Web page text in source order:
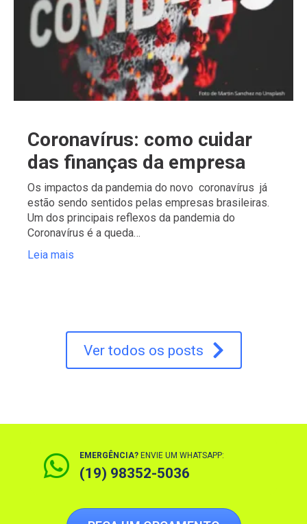
Coronavírus: como cuidar
das finanças da empresa
Os impactos da pandemia do novo coronavírus já
estão sendo sentidos pelas empresas brasileiras.
Um dos principais reflexos da pandemia do
Coronavírus é a queda…
Leia mais
Ver todos os posts
EMERGÊNCIA? ENVIE UM WHATSAPP:
(19) 98352-5036